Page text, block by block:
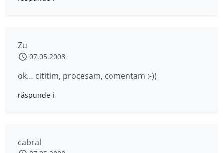
Zu
07.05.2008
ok… cititim, procesam, comentam :-))
răspunde-i
cabral